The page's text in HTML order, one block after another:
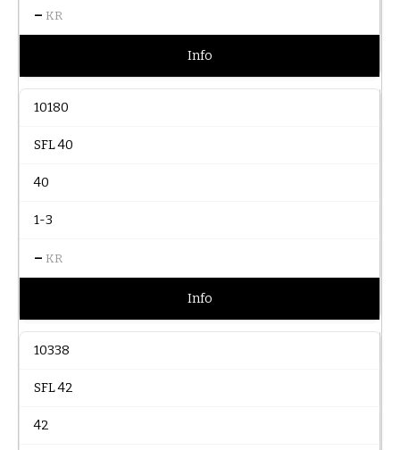
– KR
Info
10180
SFL 40
40
1-3
– KR
Info
10338
SFL 42
42